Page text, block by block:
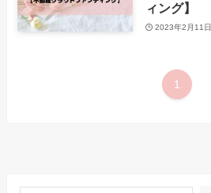
ィング】
2023年2月11日
1